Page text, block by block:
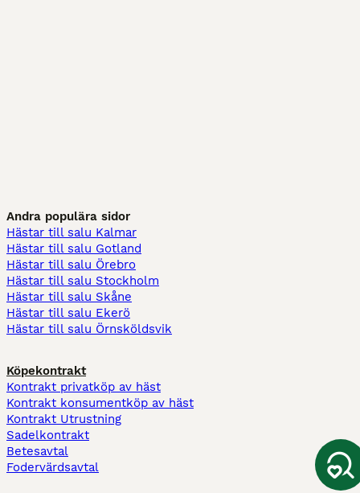
Andra populära sidor
Hästar till salu Kalmar
Hästar till salu Gotland
Hästar till salu Örebro
Hästar till salu Stockholm
Hästar till salu Skåne
Hästar till salu Ekerö
Hästar till salu Örnsköldsvik
Köpekontrakt
Kontrakt privatköp av häst
Kontrakt konsumentköp av häst
Kontrakt Utrustning
Sadelkontrakt
Betesavtal
Fodervärdsavtal